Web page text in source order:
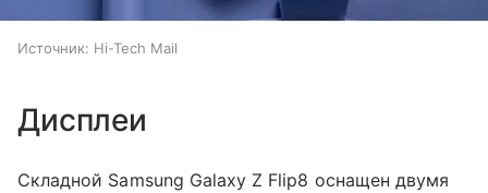
Источник: Hi-Tech Mail
Дисплеи
Складной Samsung Galaxy Z Flip8 оснащен двумя